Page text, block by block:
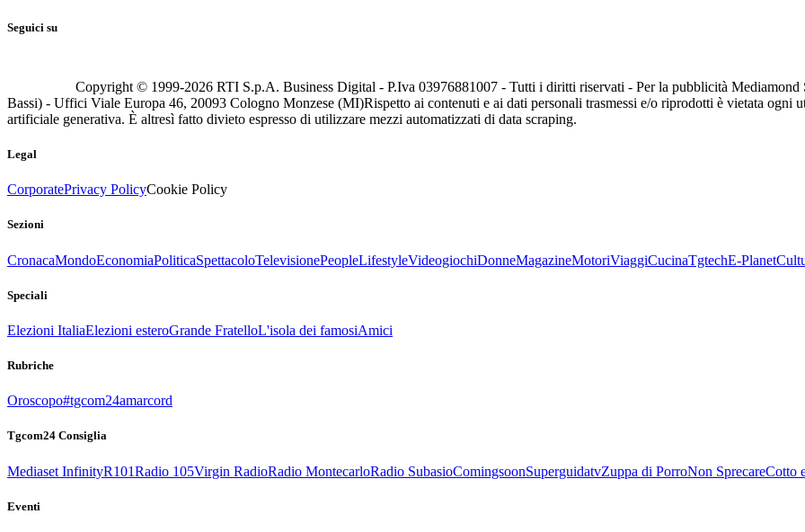
Seguici su
Copyright © 1999-2026 RTI S.p.A. Business Digital - P.Iva 03976881007 - Tutti i diritti riservati - Per la pubblicità
Bassi) - Uffici Viale Europa 46, 20093 Cologno Monzese (MI)Rispetto ai contenuti e ai dati personali trasmessi e/o riprodotti è vietata ogni
artificiale generativa. È altresì fatto divieto espresso di utilizzare mezzi automatizzati di data scraping.
Legal
CorporatePrivacy PolicyCookie Policy
Sezioni
CronacaMondoEconomiaPoliticaSpettacoloTelevisionePeopleLifestyleVideogiochiDonneMagazineMotoriViaggiCucinaTgtechE-Planet
Speciali
Elezioni ItaliaElezioni esteroGrande FratelloL'isola dei famosiAmici
Rubriche
Oroscopo#tgcom24amarcord
Tgcom24 Consiglia
Mediaset InfinityR101Radio 105Virgin RadioRadio MontecarloRadio SubasioComingsoonSuperguidatvZuppa di PorroNon SprecareCotto
Eventi